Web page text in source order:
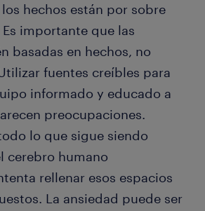
hechos están por sobre
importante que las
basadas en hechos, no
fuentes creíbles para
informado y educado a
preocupaciones.
lo que sigue siendo
cerebro humano
rellenar esos espacios
La ansiedad puede ser